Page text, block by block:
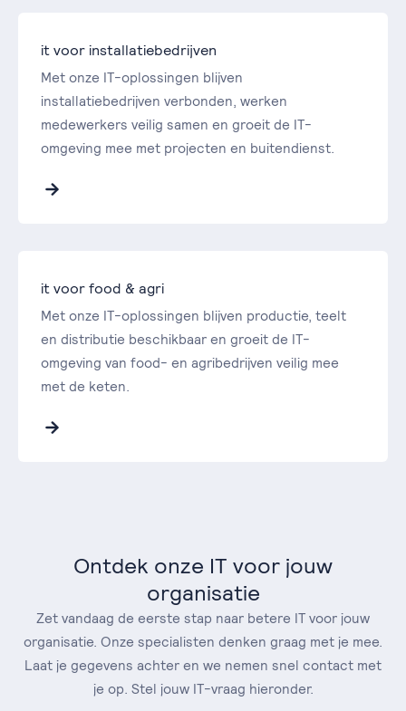
it voor installatiebedrijven
Met onze IT-oplossingen blijven
installatiebedrijven verbonden, werken
medewerkers veilig samen en groeit de IT-
omgeving mee met projecten en buitendienst.
it voor food & agri
Met onze IT-oplossingen blijven productie, teelt
en distributie beschikbaar en groeit de IT-
omgeving van food- en agribedrijven veilig mee
met de keten.
Ontdek onze IT voor jouw
organisatie
Zet vandaag de eerste stap naar betere IT voor jouw
organisatie. Onze specialisten denken graag met je mee.
Laat je gegevens achter en we nemen snel contact met
je op. Stel jouw IT-vraag hieronder.